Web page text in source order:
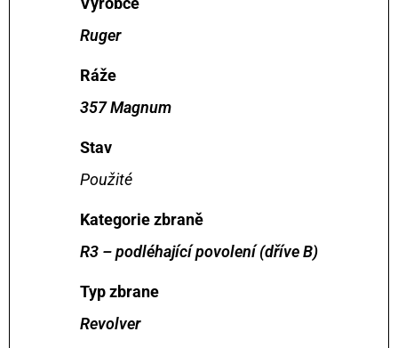
Ruger
Ráže
357 Magnum
Stav
Použité
Kategorie zbraně
R3 – podléhající povolení (dříve B)
Typ zbrane
Revolver